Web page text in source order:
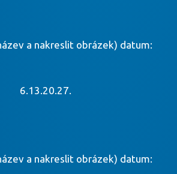
a nakreslit obrázek) datum:
6.13.20.27.
a nakreslit obrázek) datum: